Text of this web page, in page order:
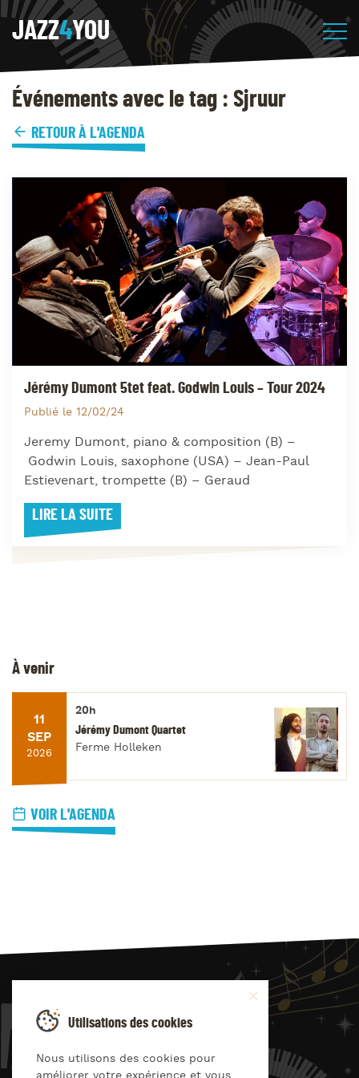
JAZZ4YOU
Événements avec le tag : Sjruur
RETOUR À L'AGENDA
Jérémy Dumont 5tet feat. Godwin Louis – Tour 2024
Publié le 12/02/24
Jeremy Dumont, piano & composition (B) –
Godwin Louis, saxophone (USA) – Jean-Paul
Estievenart, trompette (B) – Geraud
LIRE LA SUITE
À venir
11
SEP
2026
20h
Jérémy Dumont Quartet
Ferme Holleken
VOIR L'AGENDA
JAZZ4
Utilisations des cookies
Nous utilisons des cookies pour